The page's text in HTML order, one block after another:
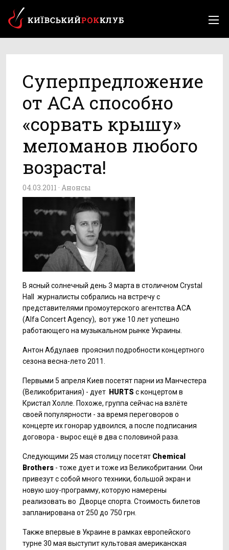
Суперпредложение
от АСА способно
«сорвать крышу»
меломанов любого
возраста!
04.03.2011 · Анонсы
В ясный солнечный день 3 марта в столичном Crystal
Hall журналисты собрались на встречу с
представителями промоутерского агентства АСА
(Alfa Concert Agency), вот уже 10 лет успешно
работающего на музыкальном рынке Украины.
Антон Абдулаев прояснил подробности концертного
сезона весна-лето 2011.
Первыми 5 апреля Киев посетят парни из Манчестера
(Великобритания) - дует HURTS с концертом в
Кристал Холле. Похоже, группа сейчас на взлёте
своей популярности - за время переговоров о
концерте их гонорар удвоился, а после подписания
договора - вырос ещё в два с половиной раза.
Следующими 25 мая столицу посетят Chemiсal
Brothers - тоже дует и тоже из Великобритании. Они
привезут с собой много техники, большой экран и
новую шоу-программу, которую намерены
реализовать во Дворце спорта. Стоимость билетов
запланирована от 250 до 750 грн.
Также впервые в Украине в рамках европейского
турне 30 мая выступит культовая американская